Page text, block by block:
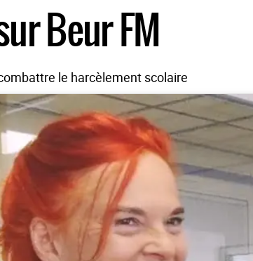
Beur FM
le harcèlement scolaire